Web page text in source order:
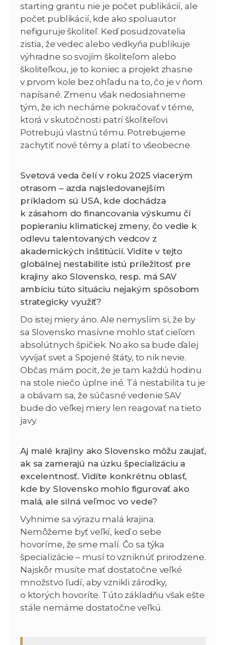
starting grantu nie je počet publikácií, ale
počet publikácií, kde ako spoluautor
nefiguruje školiteľ. Keď posudzovatelia
zistia, že vedec alebo vedkyňa publikuje
výhradne so svojím školiteľom alebo
školiteľkou, je to koniec a projekt zhasne
v prvom kole bez ohľadu na to, čo je v ňom
napísané. Zmenu však nedosiahneme
tým, že ich necháme pokračovať v téme,
ktorá v skutočnosti patrí školiteľovi.
Potrebujú vlastnú tému. Potrebujeme
zachytiť nové témy a platí to všeobecne.
Svetová veda čelí v roku 2025 viacerým
otrasom – azda najsledovanejším
príkladom sú USA, kde dochádza
k zásahom do financovania výskumu či
popieraniu klimatickej zmeny, čo vedie k
odlevu talentovaných vedcov z
akademických inštitúcií. Vidíte v tejto
globálnej nestabilite istú príležitosť pre
krajiny ako Slovensko, resp. má SAV
ambíciu túto situáciu nejakým spôsobom
strategicky využiť?
Do istej miery áno. Ale nemyslím si, že by
sa Slovensko masívne mohlo stať cieľom
absolútnych špičiek. No ako sa bude ďalej
vyvíjať svet a Spojené štáty, to nik nevie.
Občas mám pocit, že je tam každú hodinu
na stole niečo úplne iné. Tá nestabilita tu je
a obávam sa, že súčasné vedenie SAV
bude do veľkej miery len reagovať na tieto
javy.
Aj malé krajiny ako Slovensko môžu zaujať,
ak sa zamerajú na úzku špecializáciu a
excelentnosť. Vidíte konkrétnu oblasť,
kde by Slovensko mohlo figurovať ako
malá, ale silná veľmoc vo vede?
Vyhnime sa výrazu malá krajina.
Nemôžeme byť veľkí, keď o sebe
hovoríme, že sme malí. Čo sa týka
špecializácie – musí to vzniknúť prirodzene.
Najskôr musíte mať dostatočne veľké
množstvo ľudí, aby vznikli zárodky,
o ktorých hovoríte. Túto základňu však ešte
stále nemáme dostatočne veľkú.